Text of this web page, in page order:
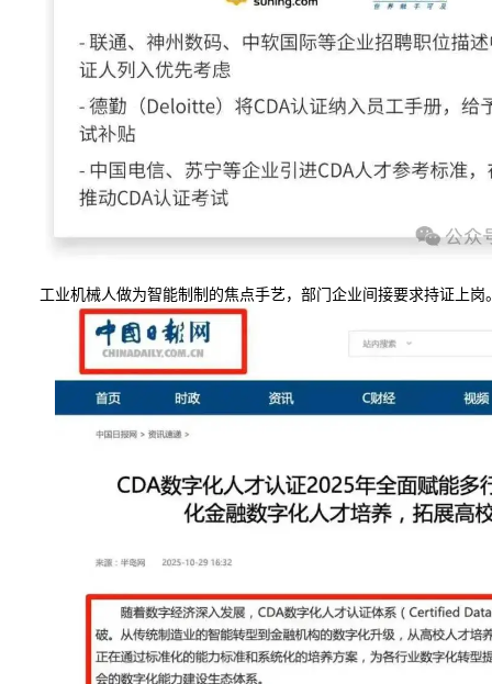
工业机械人做为智能制制的焦点手艺，部门企业间接要求持证上岗